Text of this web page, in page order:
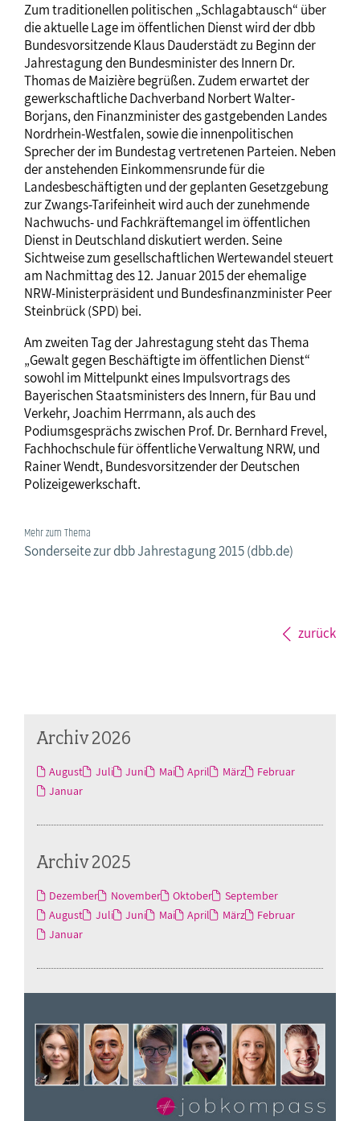
Zum traditionellen politischen „Schlagabtausch“ über
die aktuelle Lage im öffentlichen Dienst wird der dbb
Bundesvorsitzende Klaus Dauderstädt zu Beginn der
Jahrestagung den Bundesminister des Innern Dr.
Thomas de Maizière begrüßen. Zudem erwartet der
gewerkschaftliche Dachverband Norbert Walter-
Borjans, den Finanzminister des gastgebenden Landes
Nordrhein-Westfalen, sowie die innenpolitischen
Sprecher der im Bundestag vertretenen Parteien. Neben
der anstehenden Einkommensrunde für die
Landesbeschäftigten und der geplanten Gesetzgebung
zur Zwangs-Tarifeinheit wird auch der zunehmende
Nachwuchs- und Fachkräftemangel im öffentlichen
Dienst in Deutschland diskutiert werden. Seine
Sichtweise zum gesellschaftlichen Wertewandel steuert
am Nachmittag des 12. Januar 2015 der ehemalige
NRW-Ministerpräsident und Bundesfinanzminister Peer
Steinbrück (SPD) bei.
Am zweiten Tag der Jahrestagung steht das Thema
„Gewalt gegen Beschäftigte im öffentlichen Dienst“
sowohl im Mittelpunkt eines Impulsvortrags des
Bayerischen Staatsministers des Innern, für Bau und
Verkehr, Joachim Herrmann, als auch des
Podiumsgesprächs zwischen Prof. Dr. Bernhard Frevel,
Fachhochschule für öffentliche Verwaltung NRW, und
Rainer Wendt, Bundesvorsitzender der Deutschen
Polizeigewerkschaft.
Mehr zum Thema
Sonderseite zur dbb Jahrestagung 2015 (dbb.de)
zurück
Archiv 2026
August Juli Juni Mai April März
Februar
Januar
Archiv 2025
Dezember November Oktober
September
August
Juli Juni Mai April März
Februar
Januar